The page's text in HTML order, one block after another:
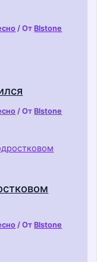
/ От Blstone
/ От Blstone
/ От Blstone